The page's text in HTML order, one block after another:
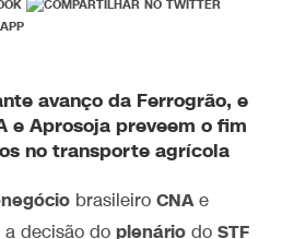
avanço da Ferrogrão, e
eAprosoja preveem o fim
no transporte agrícola
brasileiroCNAe
a decisão doplenário doSTF